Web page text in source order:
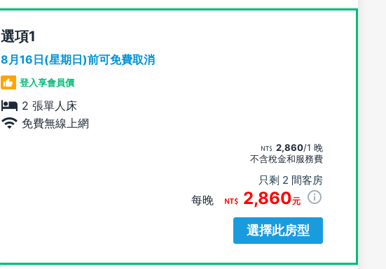
選項
8月16日(星期日)前可免費取消
登入享會員價
2 張單人床
免費無線上網
2,860/1 晚
不含稅金和服務費
只剩 2 間客房
每晚 2,860元
選擇此房型